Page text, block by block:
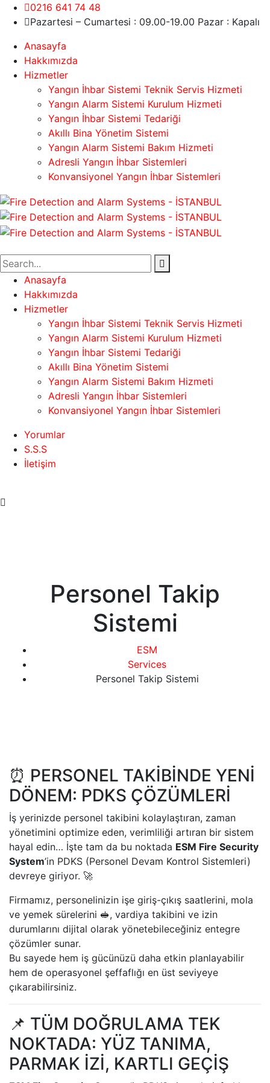
0216 641 74 48
Pazartesi – Cumartesi : 09.00-19.00 Pazar : Kapalı
Anasayfa
Hakkımızda
Hizmetler
Yangın İhbar Sistemi Teknik Servis Hizmeti
Yangın Alarm Sistemi Kurulum Hizmeti
Yangın İhbar Sistemi Tedariği
Akıllı Bina Yönetim Sistemi
Yangın Alarm Sistemi Bakım Hizmeti
Adresli Yangın İhbar Sistemleri
Konvansiyonel Yangın İhbar Sistemleri
Anasayfa
Hakkımızda
Hizmetler
Yangın İhbar Sistemi Teknik Servis Hizmeti
Yangın Alarm Sistemi Kurulum Hizmeti
Yangın İhbar Sistemi Tedariği
Akıllı Bina Yönetim Sistemi
Yangın Alarm Sistemi Bakım Hizmeti
Adresli Yangın İhbar Sistemleri
Konvansiyonel Yangın İhbar Sistemleri
Yorumlar
S.S.S
İletişim
Personel Takip
Sistemi
ESM
Services
Personel Takip Sistemi
⏰ PERSONEL TAKİBİNDE YENİ
DÖNEM: PDKS ÇÖZÜMLERİ
İş yerinizde personel takibini kolaylaştıran, zaman
yönetimini optimize eden, verimliliği artıran bir sistem
hayal edin… İşte tam da bu noktada ESM Fire Security
System’in PDKS (Personel Devam Kontrol Sistemleri)
devreye giriyor. 🚀
Firmamız, personelinizin işe giriş-çıkış saatlerini, mola
ve yemek sürelerini 🥪, vardiya takibini ve izin
durumlarını dijital olarak yönetebileceğiniz entegre
çözümler sunar.
Bu sayede hem iş gücünüzü daha etkin planlayabilir
hem de operasyonel şeffaflığı en üst seviyeye
çıkarabilirsiniz.
📌 TÜM DOĞRULAMA TEK
NOKTADA: YÜZ TANIMA,
PARMAK İZİ, KARTLI GEÇİŞ